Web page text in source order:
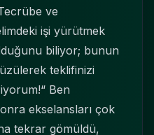
ve
işi yürütmek
biliyor; bunun
teklifinizi
Ben
ekselansları çok
tekrar gömüldü,